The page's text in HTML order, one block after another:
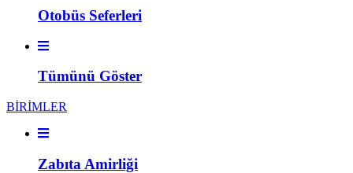
Otobüs Seferleri
Tümünü Göster
BİRİMLER
Zabıta Amirliği